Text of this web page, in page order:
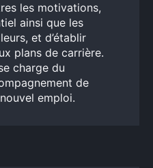
les motivations,
ainsi que les
et d’établir
plans de carrière.
charge du
de
emploi.